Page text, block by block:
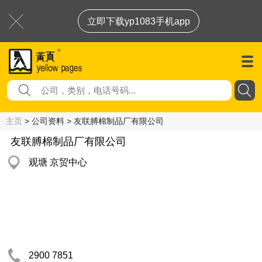
立即下载yp1083手机app
主页 > 公司资料 > 友联膊棉制品厂有限公司
友联膊棉制品厂有限公司
观塘 京贸中心
2900 7851